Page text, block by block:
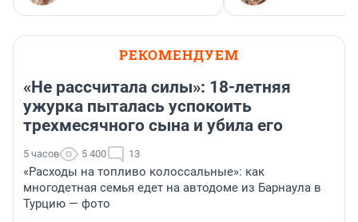
РЕКОМЕНДУЕМ
«Не рассчитала силы»: 18-летняя
ужурка пыталась успокоить
трехмесячного сына и убила его
5 часов 5 400 13
«Расходы на топливо колоссальные»: как
многодетная семья едет на автодоме из Барнаула в
Турцию — фото